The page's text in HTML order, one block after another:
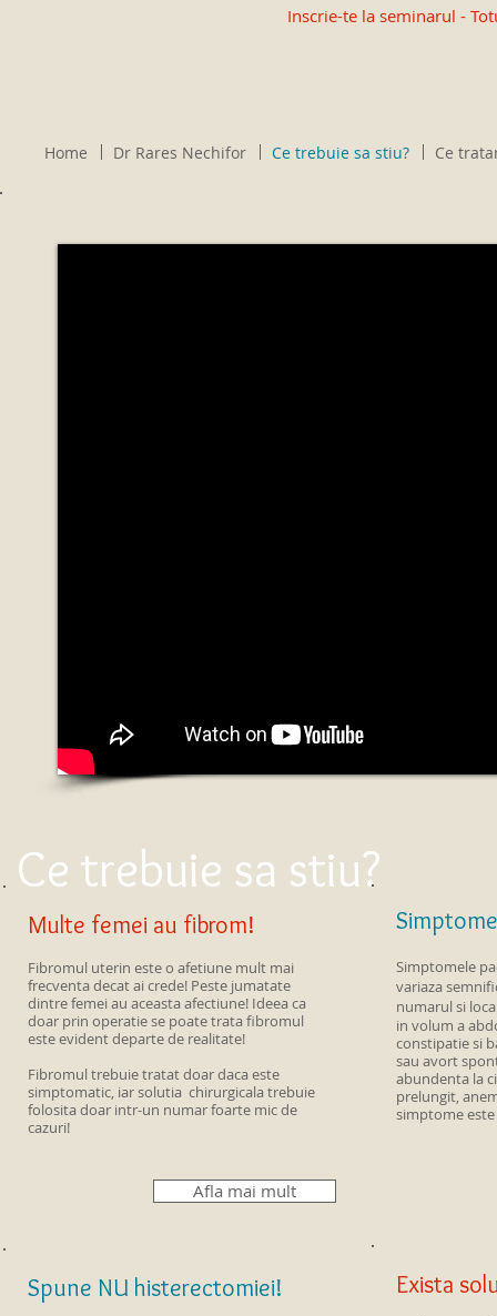
Ce trebuie sa stiu?
Multe femei au fibrom!
Fibromul uterin este o afetiune mult mai
frecventa decat ai crede! Peste jumatate
dintre femei au aceasta afectiune! Ideea ca
doar prin operatie se poate trata fibromul
este evident departe de realitate!
Fibromul trebuie tratat doar daca este
simptomatic, iar solutia chirurgicala trebuie
folosita doar intr-un numar foarte mic de
cazuri!
Afla mai mult
Simptomele
variaza
numarul si
in volum a
constipatie si
sau avort
abundenta la
prelungit,
simptome
Spune NU histerectomiei! Exista
Home Dr Rares Nechifor Ce trebuie sa stiu? Ce
​Inscrie-te la seminarul -